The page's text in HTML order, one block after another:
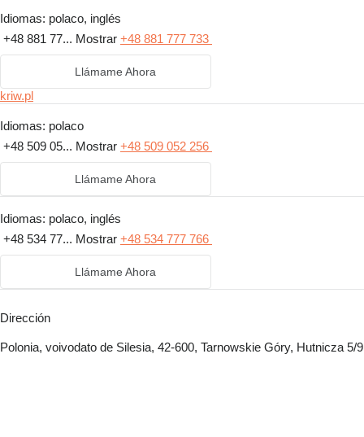
Idiomas: polaco, inglés
+48 881 77... Mostrar +48 881 777 733
Llámame Ahora
kriw.pl
Idiomas: polaco
+48 509 05... Mostrar +48 509 052 256
Llámame Ahora
Idiomas: polaco, inglés
+48 534 77... Mostrar +48 534 777 766
Llámame Ahora
Dirección
Polonia, voivodato de Silesia, 42-600, Tarnowskie Góry, Hutnicza 5/9